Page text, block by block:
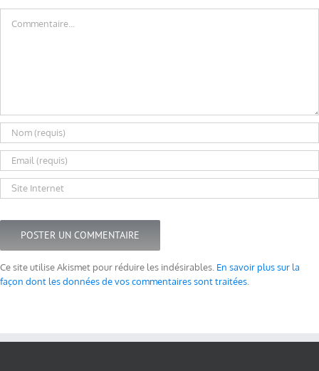
Ce site utilise Akismet pour réduire les indésirables. En savoir plus sur la
façon dont les données de vos commentaires sont traitées